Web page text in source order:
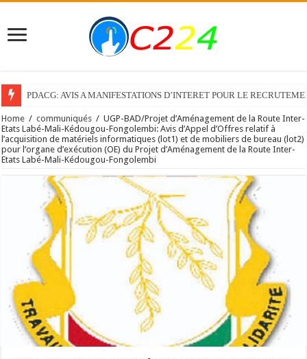
PDACG: AVIS A MANIFESTATIONS D’INTERET POUR LE
Home / communiqués / UGP-BAD/Projet d’Aménagement de la Route Inter-
Etats Labé-Mali-Kédougou-Fongolembi: Avis d’Appel d’Offres relatif à
l’acquisition de matériels informatiques (lot1) et de mobiliers de bureau (lot2)
pour l’organe d’exécution (OE) du Projet d’Aménagement de la Route Inter-
Etats Labé-Mali-Kédougou-Fongolembi